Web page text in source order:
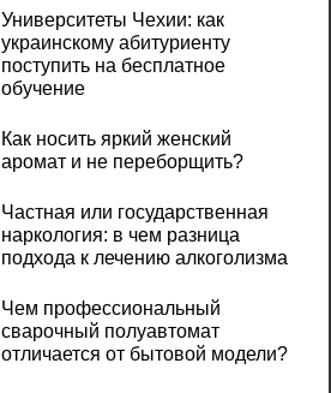
Университеты Чехии: как
украинскому абитуриенту
поступить на бесплатное
обучение
Как носить яркий женский
аромат и не переборщить?
Частная или государственная
наркология: в чем разница
подхода к лечению алкоголизма
Чем профессиональный
сварочный полуавтомат
отличается от бытовой модели?